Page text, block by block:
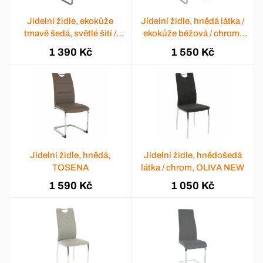
Jídelní židle, ekokůže
tmavě šedá, světlé šití /
chrom, ABIRA NEW
1 390 Kč
Jídelní židle, hnědá látka /
ekokůže béžová / chrom,
SALOMA NEW
1 550 Kč
Jídelní židle, hnědá,
TOSENA
1 590 Kč
Jídelní židle, hnědošedá
látka / chrom, OLIVA NEW
1 050 Kč